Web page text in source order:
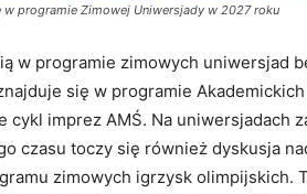
w programie Zimowej Uniwersjady w 2027 roku
w programie zimowych uniwersjad
się w programie
cykl imprez AMŚ. Na uniwersjadach
czasu toczy się również dyskusja
zimowych igrzysk olimpijskich.